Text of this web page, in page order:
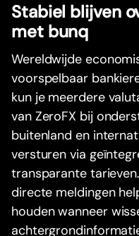
Stabiel blijven
met bunq
Wereldwijde
voorspelbaar
kun je meerdere
van ZeroFX bij
buitenland en
versturen via
transparante
directe meldingen
houden wanneer